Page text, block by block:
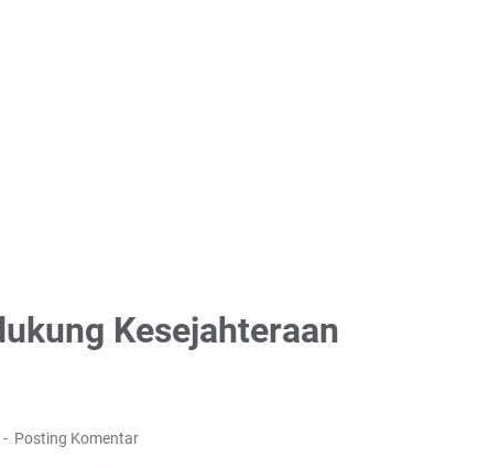
Kesejahteraan
Posting Komentar